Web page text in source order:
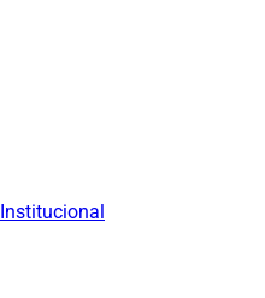
Institucional